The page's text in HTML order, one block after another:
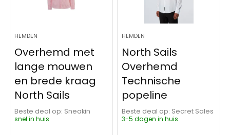
HEMDEN
Overhemd met
lange mouwen
en brede kraag
North Sails
Beste deal op:
Sneakin
snel in huis
HEMDEN
North Sails
Overhemd
Technische
popeline
Beste deal op:
Secret Sales
3-5 dagen in huis